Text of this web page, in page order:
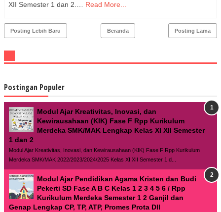
XII Semester 1 dan 2.…
Read More...
Posting Lebih Baru Posting Lama
Beranda
Postingan Populer
Modul Ajar Kreativitas, Inovasi, dan
Kewirausahaan (KIK) Fase F Rpp Kurikulum
Merdeka SMK/MAK Lengkap Kelas XI XII Semester
1 dan 2
Modul Ajar Kreativitas, Inovasi, dan Kewirausahaan (KIK) Fase F Rpp Kurikulum
Merdeka SMK/MAK 2022/2023/2024/2025 Kelas XI XII Semester 1 d...
Modul Ajar Pendidikan Agama Kristen dan Budi
Pekerti SD Fase A B C Kelas 1 2 3 4 5 6 / Rpp
Kurikulum Merdeka Semester 1 2 Ganjil dan
Genap Lengkap CP, TP, ATP, Promes Prota Dll